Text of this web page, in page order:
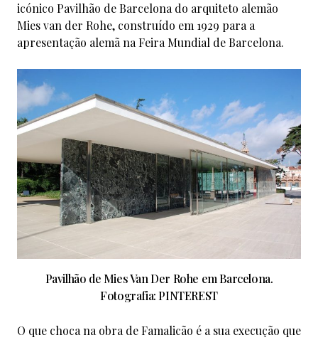
icónico Pavilhão de Barcelona do arquiteto alemão
Mies van der Rohe, construído em 1929 para a
apresentação alemã na Feira Mundial de Barcelona.
Pavilhão de Mies Van Der Rohe em Barcelona.
Fotografia: PINTEREST
O que choca na obra de Famalicão é a sua execução que